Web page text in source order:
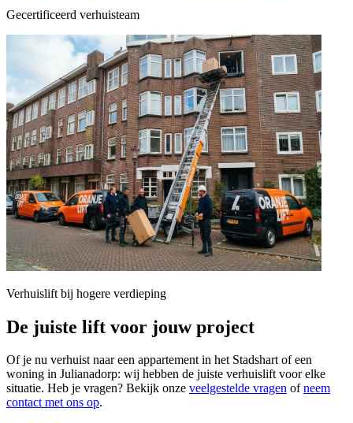
Gecertificeerd verhuisteam
Verhuislift bij hogere verdieping
De juiste lift voor jouw project
Of je nu verhuist naar een appartement in het Stadshart of een
woning in Julianadorp: wij hebben de juiste verhuislift voor elke
situatie. Heb je vragen? Bekijk onze veelgestelde vragen ofneem
contact met ons op.